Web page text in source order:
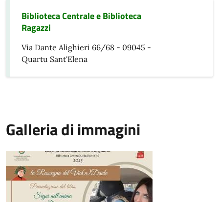
Biblioteca Centrale e Biblioteca
Ragazzi
Via Dante Alighieri 66/68 - 09045 -
Quartu Sant'Elena
Galleria di immagini